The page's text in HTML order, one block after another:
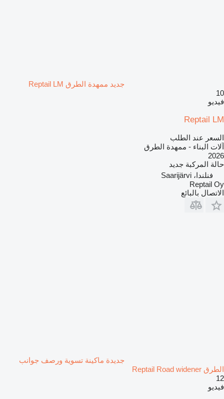
جديد ممهدة الطرق Reptail LM
10
فيديو
Reptail LM
السعر عند الطلب
آلات البناء - ممهدة الطرق
2026
حالة المركبة جديد
فنلندا، Saarijärvi
Reptail Oy
الاتصال بالبائع
جديدة ماكينة تسوية ورصف جوانب
الطرق Reptail Road widener
12
فيديو